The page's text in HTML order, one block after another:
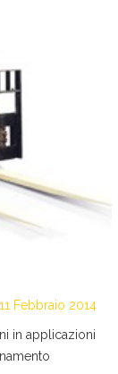
11 Febbraio 2014
in applicazioni